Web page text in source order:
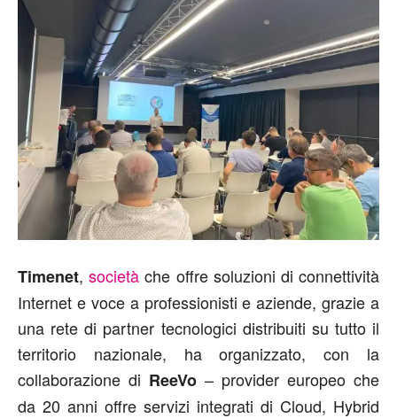
Timenet,società che offre soluzioni di connettività
Internet e voce a professionisti e aziende, grazie a
una rete di partner tecnologici distribuiti su tutto il
territorio nazionale, ha organizzato, con la
collaborazione di ReeVo – provider europeo che
da 20 anni offre servizi integrati di Cloud, Hybrid